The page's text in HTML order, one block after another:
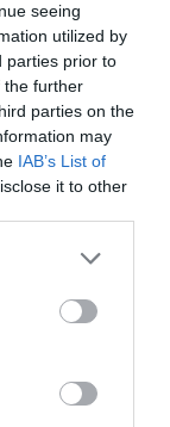
seeing
utilized by
parties prior to
the further
parties on the
may
IAB’s List of
it to other